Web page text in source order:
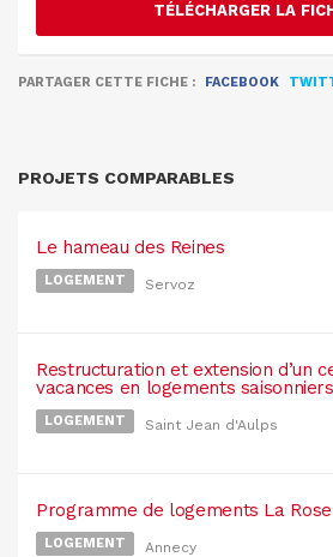
TÉLÉCHARGER LA
PARTAGER CETTE FICHE : FACEBOOK
PROJETS COMPARABLES
Le hameau des Reines
LOGEMENT Servoz
Restructuration et extension d’un
vacances en logements saisonniers
LOGEMENT Saint Jean d'Aulps
Programme de logements La
LOGEMENT Annecy